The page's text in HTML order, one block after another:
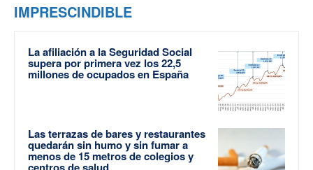
IMPRESCINDIBLE
La afiliación a la Seguridad Social
supera por primera vez los 22,5
millones de ocupados en España
Las terrazas de bares y restaurantes
quedarán sin humo y sin fumar a
menos de 15 metros de colegios y